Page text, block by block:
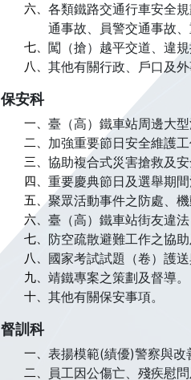
六、 各類鐵路交通行車安全
通事故、員警交通事故
七、 闖（搶）越平交道、違
八、 其他有關行政、戶口及外
保安科
一、 臺（高）鐵車站周邊大
二、 加強重要節日安全維護
三、 協助複合式災害搶救及
四、 重要慶典節日及選舉期
五、聚眾活動事件之防處、
六、 臺（高）鐵車站街友違
七、 防空疏散避難工作之協助
八、 國家考試試題（卷）護
九、 靖鐵專案之策劃及督導。
十、 其他有關保安事項。
督訓科
一、 表揚模範(績優)警察與改
二、 員工因公傷亡、殘疾慰